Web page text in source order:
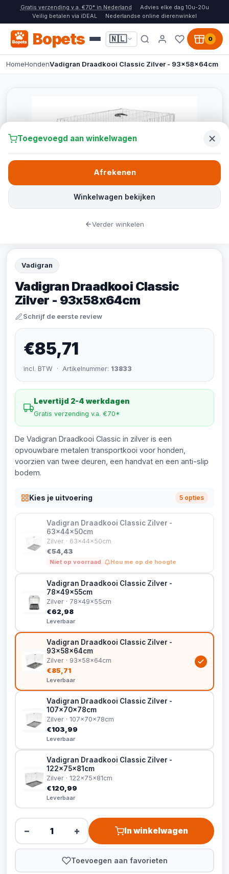
Gratis verzending v.a. €70* in Nederland
Advies elke dag 10u-20u
Veilig betalen via iDEAL
Nederlandse online dierenwinkel
Bopets 🇳🇱 0
HomeHondenVadigran Draadkooi Classic Zilver - 93x58x64cm
Vadigran
Vadigran Draadkooi Classic
Zilver - 93x58x64cm
Schrijf de eerste review
€85,71
incl. BTW · Artikelnummer: 13833
Levertijd 2-4 werkdagen
Gratis verzending v.a. €70*
De Vadigran Draadkooi Classic in zilver is een
opvouwbare metalen transportkooi voor honden,
voorzien van twee deuren, een handvat en een anti-slip
bodem.
Kies je uitvoering 5 opties
Vadigran Draadkooi Classic Zilver -
63x44x50cm
Zilver · 63x44x50cm
€54,43
Niet op voorraad Hou me op de hoogte
Vadigran Draadkooi Classic Zilver -
78x49x55cm
Zilver · 78x49x55cm
€62,98
Leverbaar
Vadigran Draadkooi Classic Zilver -
93x58x64cm
Zilver · 93x58x64cm
€85,71
Leverbaar
Vadigran Draadkooi Classic Zilver -
107x70x78cm
Zilver · 107x70x78cm
€103,99
Leverbaar
Vadigran Draadkooi Classic Zilver -
122x75x81cm
Zilver · 122x75x81cm
€120,99
Leverbaar
− + In winkelwagen
Toevoegen aan favorieten
Toegevoegd aan winkelwagen
Winkelwagen bekijken
Afrekenen
Verder winkelen